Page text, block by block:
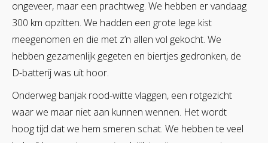
ongeveer, maar een prachtweg. We hebben er vandaag
300 km opzitten. We hadden een grote lege kist
meegenomen en die met z’n allen vol gekocht. We
hebben gezamenlijk gegeten en biertjes gedronken, de
D-batterij was uit hoor.
Onderweg banjak rood-witte vlaggen, een rotgezicht
waar we maar niet aan kunnen wennen. Het wordt
hoog tijd dat we hem smeren schat. We hebben te veel